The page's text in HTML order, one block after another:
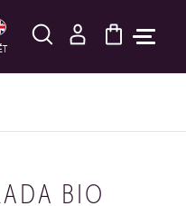
HLEDAT
BIO